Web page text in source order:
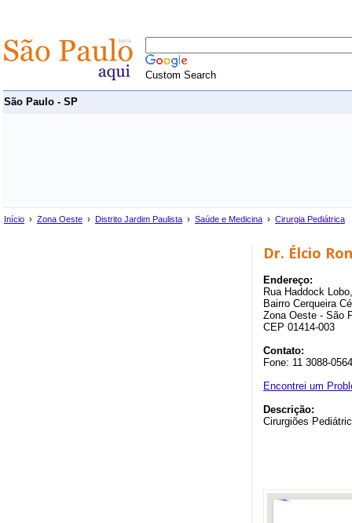
Custom Search
São Paulo - SP
Início › Zona Oeste › Distrito Jardim Paulista › Saúde e Medicina › Cirurgia Pediátrica
Dr. Élcio
Endereço:
Rua Haddock
Bairro Cerqueira
Zona Oeste - São
CEP 01414-003
Contato:
Fone: 11 3088-0564
Encontrei um
Descrição:
Cirurgiões